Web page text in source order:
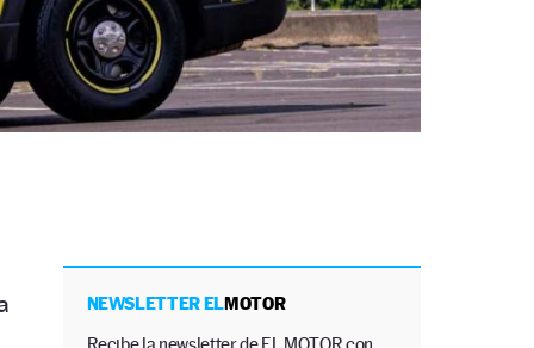
NEWSLETTER ELMOTOR
Recibe la newsletter de EL MOTOR con